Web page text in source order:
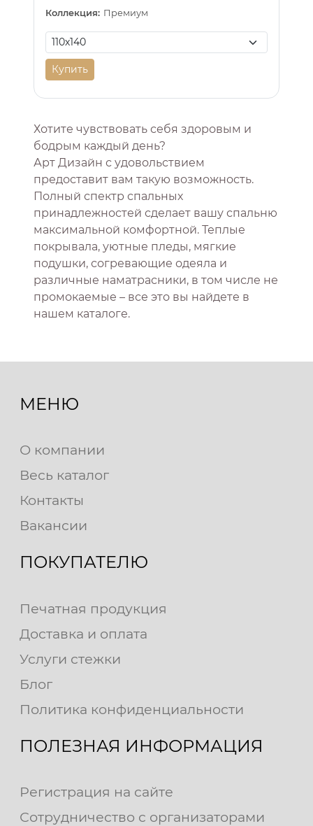
Коллекция: Премиум
Купить
Хотите чувствовать себя здоровым и
бодрым каждый день?
Арт Дизайн с удовольствием
предоставит вам такую возможность.
Полный спектр спальных
принадлежностей сделает вашу спальню
максимальной комфортной. Теплые
покрывала, уютные пледы, мягкие
подушки, согревающие одеяла и
различные наматрасники, в том числе не
промокаемые – все это вы найдете в
нашем каталоге.
МЕНЮ
О компании
Весь каталог
Контакты
Вакансии
ПОКУПАТЕЛЮ
Печатная продукция
Доставка и оплата
Услуги стежки
Блог
Политика конфиденциальности
ПОЛЕЗНАЯ ИНФОРМАЦИЯ
Регистрация на сайте
Сотрудничество с организаторами